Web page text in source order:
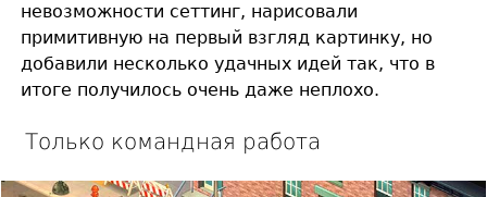
невозможности сеттинг, нарисовали
примитивную на первый взгляд картинку, но
добавили несколько удачных идей так, что в
итоге получилось очень даже неплохо.
Только командная работа